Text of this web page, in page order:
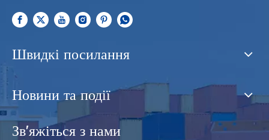
Швидкі посилання
Новини та події
Зв'яжіться з нами